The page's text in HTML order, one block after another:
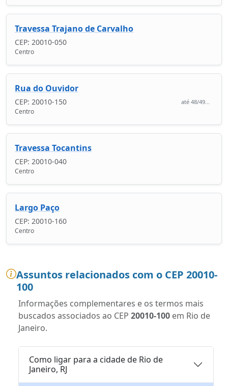
Travessa Trajano de Carvalho
CEP: 20010-050
Centro
Rua do Ouvidor
CEP: 20010-150 até 48/49...
Centro
Travessa Tocantins
CEP: 20010-040
Centro
Largo Paço
CEP: 20010-160
Centro
Assuntos relacionados com o CEP 20010-
100
Informações complementares e os termos mais
buscados associados ao CEP 20010-100 em Rio de
Janeiro.
Como ligar para a cidade de Rio de
Janeiro, RJ